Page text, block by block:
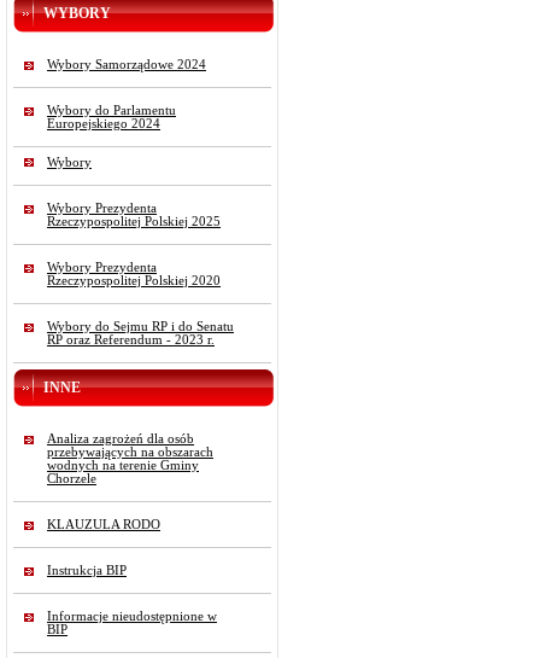
WYBORY
Wybory Samorządowe 2024
Wybory do Parlamentu
Europejskiego 2024
Wybory
Wybory Prezydenta
Rzeczypospolitej Polskiej 2025
Wybory Prezydenta
Rzeczypospolitej Polskiej 2020
Wybory do Sejmu RP i do Senatu
RP oraz Referendum - 2023 r.
INNE
Analiza zagrożeń dla osób
przebywających na obszarach
wodnych na terenie Gminy
Chorzele
KLAUZULA RODO
Instrukcja BIP
Informacje nieudostępnione w
BIP